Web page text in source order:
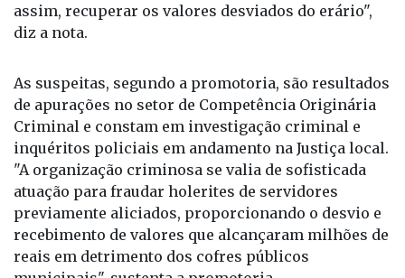
assim, recuperar os valores desviados do erário",
diz a nota.
As suspeitas, segundo a promotoria, são resultados
de apurações no setor de Competência Originária
Criminal e constam em investigação criminal e
inquéritos policiais em andamento na Justiça local.
"A organização criminosa se valia de sofisticada
atuação para fraudar holerites de servidores
previamente aliciados, proporcionando o desvio e
recebimento de valores que alcançaram milhões de
reais em detrimento dos cofres públicos